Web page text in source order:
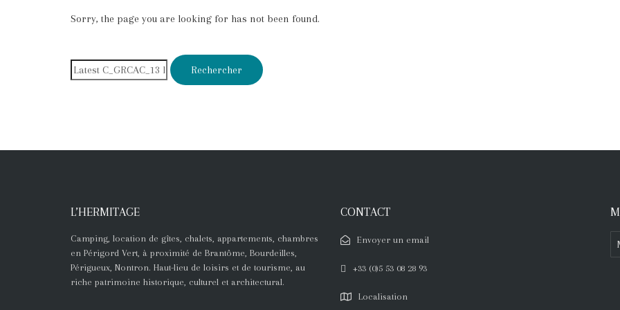
Sorry, the page you are looking for has not been found.
L’HERMITAGE
Camping, location de gîtes, chalets, appartements, chambres
en Périgord Vert, à proximité de Brantôme, Bourdeilles,
Périgueux, Nontron. Haut-lieu de loisirs et de tourisme, au
riche patrimoine historique, culturel et architectural.
CONTACT
Envoyer un email
+33 (0)5 53 08 28 93
Localisation